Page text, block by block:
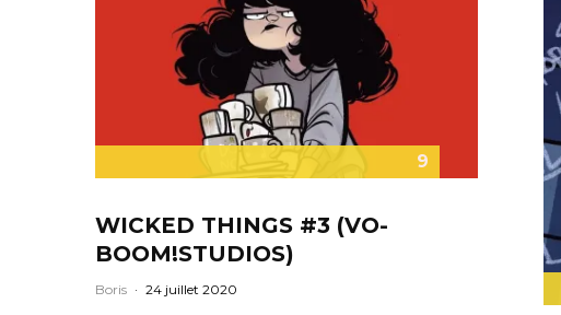
9
WICKED THINGS #3 (VO-
BOOM!STUDIOS)
Boris · 24 juillet 2020